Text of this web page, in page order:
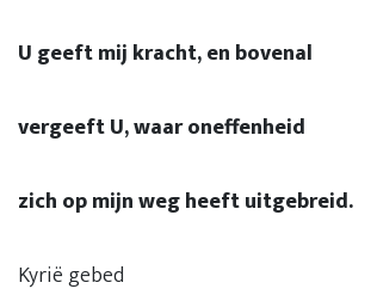
U geeft mij kracht, en bovenal
vergeeft U, waar oneffenheid
zich op mijn weg heeft uitgebreid.
Kyrië gebed